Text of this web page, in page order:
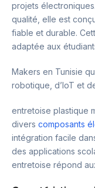
projets
qualité, elle est
fiable et durable.
adaptée aux
Makers en Tunisie
robotique, d’IoT et
entretoise plastique
divers composants
intégration facile
des applications
entretoise répond